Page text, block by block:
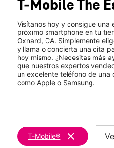
Vie.:10:00 a.m. a 8:00
361 W Esplanade Dr Unit
T-MobileThe
Visítanos hoy y consigue una
próximo smartphone en tu
Oxnard, CA. Simplemente
y llama o concierta una cita
hoy mismo. ¿Necesitas más
que nuestros expertos
un excelente teléfono de una
como Apple o Samsung.
T-Mobile® clear